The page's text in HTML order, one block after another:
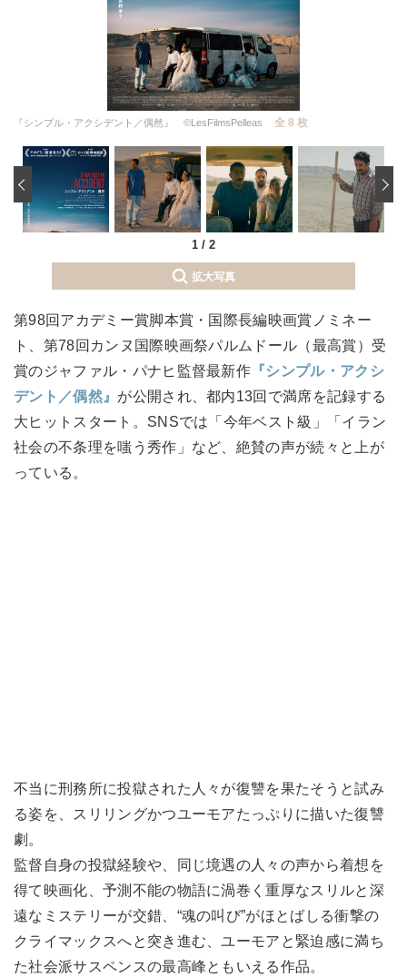
『シンプル・アクシデント／偶然』 ©LesFilmsPelleas 全 8 枚
1 / 2
‹
拡大写真
第98回アカデミー賞脚本賞・国際長編映画賞ノミネー
ト、第78回カンヌ国際映画祭パルムドール（最高賞）受
賞のジャファル・パナヒ監督最新作 『シンプル・アクシ
デント／偶然』 が公開され、都内13回で満席を記録する
大ヒットスタート。SNSでは「今年ベスト級」「イラン
社会の不条理を嗤う秀作」など、絶賛の声が続々と上が
っている。
不当に刑務所に投獄された人々が復讐を果たそうと試み
る姿を、スリリングかつユーモアたっぷりに描いた復讐
劇。
監督自身の投獄経験や、同じ境遇の人々の声から着想を
得て映画化、予測不能の物語に渦巻く重厚なスリルと深
遠なミステリーが交錯、“魂の叫び”がほとばしる衝撃の
クライマックスへと突き進む、ユーモアと緊迫感に満ち
た社会派サスペンスの最高峰ともいえる作品。